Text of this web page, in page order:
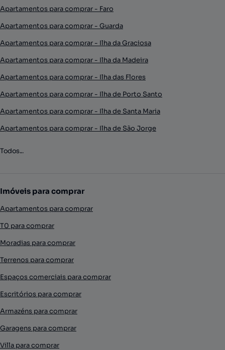
Apartamentos para comprar - Faro
Apartamentos para comprar - Guarda
Apartamentos para comprar - Ilha da Graciosa
Apartamentos para comprar - Ilha da Madeira
Apartamentos para comprar - Ilha das Flores
Apartamentos para comprar - Ilha de Porto Santo
Apartamentos para comprar - Ilha de Santa Maria
Apartamentos para comprar - Ilha de São Jorge
Todos...
Imóveis para comprar
Apartamentos para comprar
T0 para comprar
Moradias para comprar
Terrenos para comprar
Espaços comerciais para comprar
Escritórios para comprar
Armazéns para comprar
Garagens para comprar
Villa para comprar